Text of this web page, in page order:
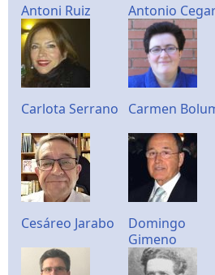
Antoni Ruiz Antonio
Carlota Serrano Carmen
Cesáreo Jarabo
Domingo
Gimeno